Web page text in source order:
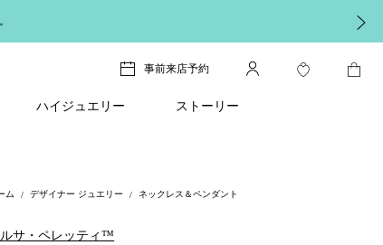
。
事前来店予約
ハイジュエリー ストーリー
ム デザイナー ジュエリー ネックレス＆ペンダント
サ・ペレッティ™